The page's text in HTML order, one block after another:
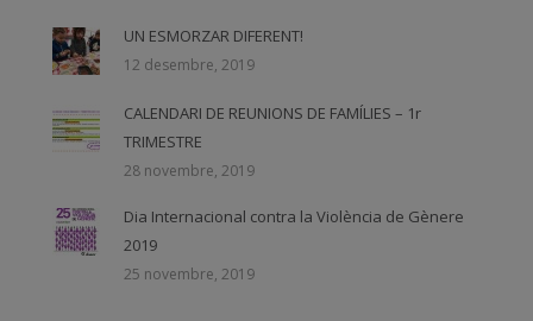
UN ESMORZAR DIFERENT!
12 desembre, 2019
CALENDARI DE REUNIONS DE FAMÍLIES – 1r
TRIMESTRE
28 novembre, 2019
Dia Internacional contra la Violència de Gènere
2019
25 novembre, 2019